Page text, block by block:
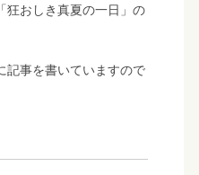
狂おしき真夏の一日」の
記事を書いていますので